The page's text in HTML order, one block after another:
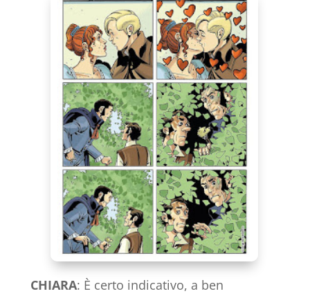
CHIARA: È certo indicativo, a ben